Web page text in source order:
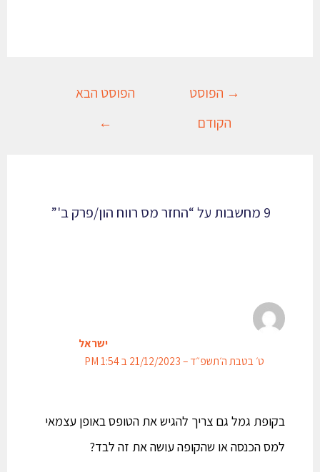
→הפוסט
הקודם
הפוסט הבא
←
ישראל
ט׳ בטבת ה׳תשפ״ד – 21/12/2023 ב 1:54 PM
בקופת גמל גם צריך להגיש את הטופס באופן עצמאי
למס הכנסה או שהקופה עושה את זה לבד?